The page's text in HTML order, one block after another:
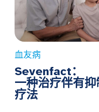
血友病
Sevenfact：
一种治疗伴有
疗法